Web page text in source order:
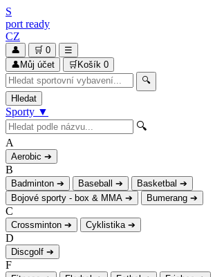
S
port ready
CZ
👤 🛒 0
☰
👤 Můj účet 🛒 Košík 0
🔍
Hledat
Sporty ▼
🔍
A
Aerobic ➔
B
Badminton ➔ Baseball ➔ Basketbal ➔
Bojové sporty - box & MMA ➔ Bumerang ➔
C
Crossminton ➔ Cyklistika ➔
D
Discgolf ➔
F